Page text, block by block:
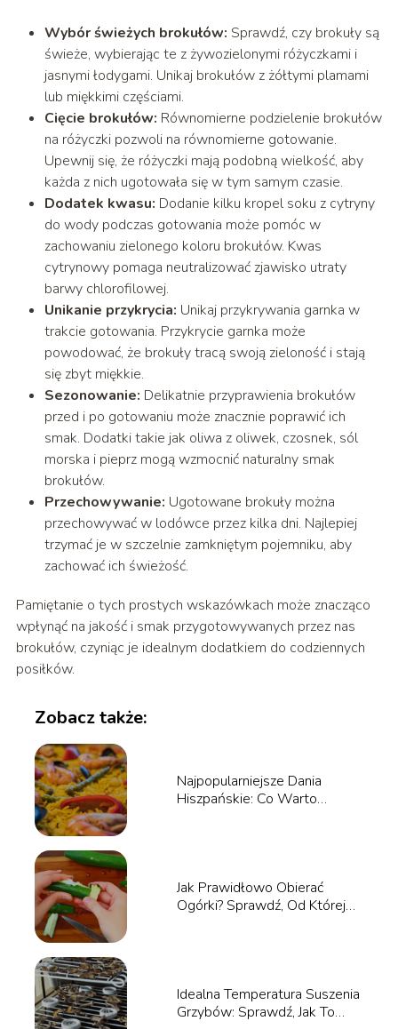
Wybór świeżych brokułów: Sprawdź, czy brokuły są
świeże, wybierając te z żywozielonymi różyczkami i
jasnymi łodygami. Unikaj brokułów z żółtymi plamami
lub miękkimi częściami.
Cięcie brokułów: Równomierne podzielenie brokułów
na różyczki pozwoli na równomierne gotowanie.
Upewnij się, że różyczki mają podobną wielkość, aby
każda z nich ugotowała się w tym samym czasie.
Dodatek kwasu: Dodanie kilku kropel soku z cytryny
do wody podczas gotowania może pomóc w
zachowaniu zielonego koloru brokułów. Kwas
cytrynowy pomaga neutralizować zjawisko utraty
barwy chlorofilowej.
Unikanie przykrycia: Unikaj przykrywania garnka w
trakcie gotowania. Przykrycie garnka może
powodować, że brokuły tracą swoją zieloność i stają
się zbyt miękkie.
Sezonowanie: Delikatnie przyprawienia brokułów
przed i po gotowaniu może znacznie poprawić ich
smak. Dodatki takie jak oliwa z oliwek, czosnek, sól
morska i pieprz mogą wzmocnić naturalny smak
brokułów.
Przechowywanie: Ugotowane brokuły można
przechowywać w lodówce przez kilka dni. Najlepiej
trzymać je w szczelnie zamkniętym pojemniku, aby
zachować ich świeżość.
Pamiętanie o tych prostych wskazówkach może znacząco
wpłynąć na jakość i smak przygotowywanych przez nas
brokułów, czyniąc je idealnym dodatkiem do codziennych
posiłków.
Zobacz także:
Najpopularniejsze Dania
Hiszpańskie: Co Warto
Jak Prawidłowo Obierać
Ogórki? Sprawdź, Od Której
Idealna Temperatura Suszenia
Grzybów: Sprawdź, Jak To